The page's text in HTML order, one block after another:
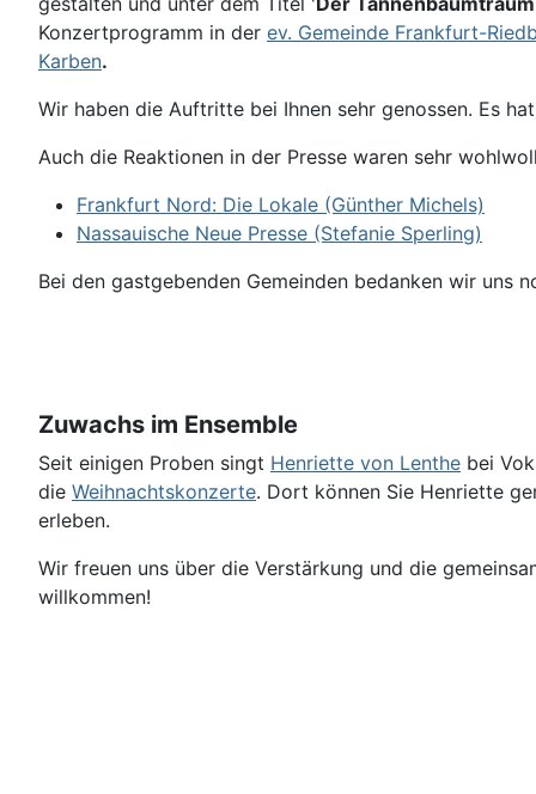
Konzertprogramm in der ev. Gemeinde Frankfurt-
Karben.
Wir haben die Auftritte bei Ihnen sehr genossen. Es
Auch die Reaktionen in der Presse waren sehr
Frankfurt Nord: Die Lokale (Günther Michels)
Nassauische Neue Presse (Stefanie Sperling)
Bei den gastgebenden Gemeinden bedanken wir uns
Zuwachs im Ensemble
Seit einigen Proben singt Henriette von Lenthe bei
die Weihnachtskonzerte. Dort können Sie Henriette
erleben.
Wir freuen uns über die Verstärkung und die
willkommen!